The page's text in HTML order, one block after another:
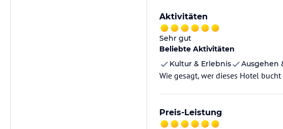
Aktivitäten
Sehr gut
Beliebte Aktivitäten
Kultur & Erlebnis
Ausgehen
Wie gesagt, wer dieses Hotel
Preis-Leistung